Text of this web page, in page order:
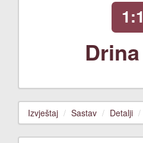
1:1
Drina
Izvještaj Sastav Detalji